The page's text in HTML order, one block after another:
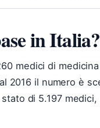
in Italia?
medici di
il numero è
di 5.197